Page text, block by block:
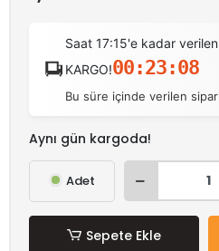
Saat 17:15'e kadar
KARGO!00:23:08
Bu süre içinde verilen
Aynı gün kargoda!
Adet
Sepete Ekle